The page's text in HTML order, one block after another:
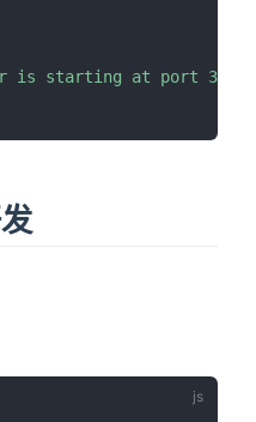
is starting at port 3000'